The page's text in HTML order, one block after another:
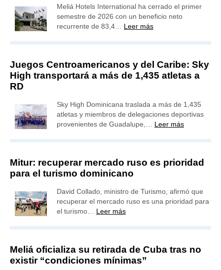
Meliá Hotels International ha cerrado el primer
semestre de 2026 con un beneficio neto
recurrente de 83,4… Leer más
Juegos Centroamericanos y del Caribe: Sky
High transportará a más de 1,435 atletas a
RD
Sky High Dominicana traslada a más de 1,435
atletas y miembros de delegaciones deportivas
provenientes de Guadalupe,… Leer más
Mitur: recuperar mercado ruso es prioridad
para el turismo dominicano
David Collado, ministro de Turismo, afirmó que
recuperar el mercado ruso es una prioridad para
el turismo… Leer más
Meliá oficializa su retirada de Cuba tras no
existir “condiciones mínimas”